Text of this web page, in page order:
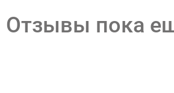
Отзывы пока